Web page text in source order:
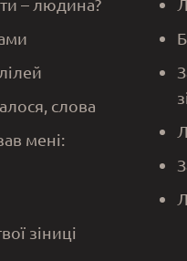
– людина?
слова
мені:
зіниці